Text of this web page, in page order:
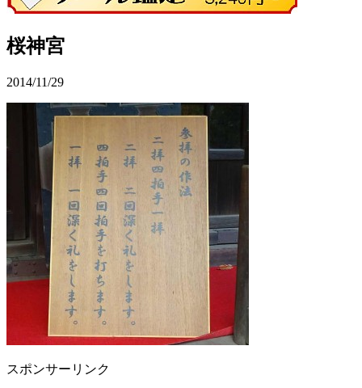
桜神宮
2014/11/29
スポンサーリンク